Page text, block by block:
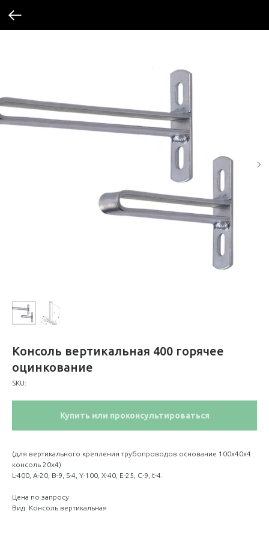
Консоль вертикальная 400 горячее
оцинкование
SKU:
Купить или проконсультироваться
(для вертикального крепления трубопроводов основание 100х40х4
консоль 20х4)
L-400, A-20, B-9, S-4, Y-100, X-40, E-25, C-9, t-4.
Цена по запросу
Вид: Консоль вертикальная